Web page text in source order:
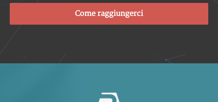
Come raggiungerci